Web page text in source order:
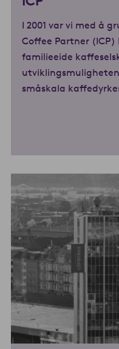
I 2001 var vi med å
Coffee Partner
familieeide
småskala